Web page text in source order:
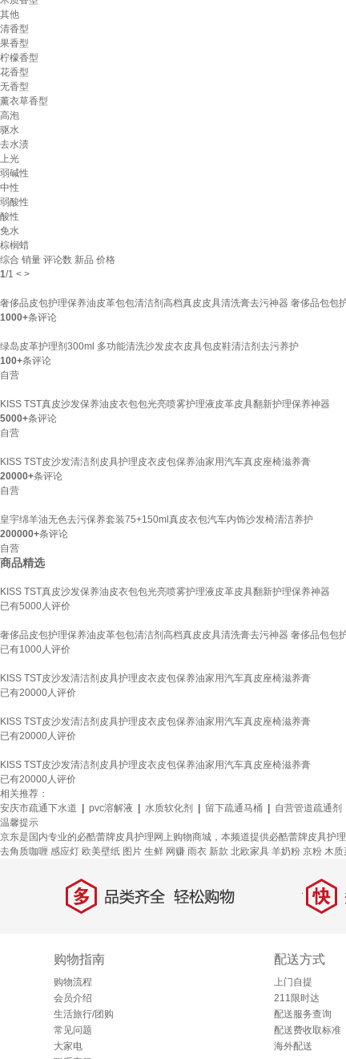
其他
清香型
果香型
柠檬香型
花香型
无香型
薰衣草香型
高泡
驱水
去水渍
上光
弱碱性
中性
弱酸性
酸性
免水
棕榈蜡
综合 销量 评论数 新品 价格
1/1 < >
奢侈品皮包护理保养油皮革包包清洁剂高档真皮皮具清洗膏去污神器 奢侈品包包
1000+条评论
绿岛皮革护理剂300ml 多功能清洗沙发皮衣皮具包皮鞋清洁剂去污养护
100+条评论
自营
KISS TST真皮沙发保养油皮衣包包光亮喷雾护理液皮革皮具翻新护理保养神器
5000+条评论
自营
KISS TST皮沙发清洁剂皮具护理皮衣皮包保养油家用汽车真皮座椅滋养膏
20000+条评论
自营
皇宇绵羊油无色去污保养套装75+150ml真皮衣包汽车内饰沙发椅清洁养护
200000+条评论
自营
商品精选
KISS TST真皮沙发保养油皮衣包包光亮喷雾护理液皮革皮具翻新护理保养神器
已有5000人评价
奢侈品皮包护理保养油皮革包包清洁剂高档真皮皮具清洗膏去污神器 奢侈品包包
已有1000人评价
KISS TST皮沙发清洁剂皮具护理皮衣皮包保养油家用汽车真皮座椅滋养膏
已有20000人评价
KISS TST皮沙发清洁剂皮具护理皮衣皮包保养油家用汽车真皮座椅滋养膏
已有20000人评价
KISS TST皮沙发清洁剂皮具护理皮衣皮包保养油家用汽车真皮座椅滋养膏
已有20000人评价
相关推荐：
安庆市疏通下水道
pvc溶解液 水质软化剂 留下疏通马桶 自营管道疏通剂
温馨提示
京东是国内专业的必酷蕾牌皮具护理网上购物商城，本频道提供必酷蕾牌皮具护
去角质咖喱 感应灯 欧美壁纸 图片 生鲜 网赚 雨衣 新款 北欧家具 羊奶粉 京粉 木质
多 品类齐全，轻松购物 快
购物指南
购物流程
会员介绍
生活旅行/团购
常见问题
大家电
配送方式
上门自提
211限时达
配送服务查询
配送费收取标准
海外配送